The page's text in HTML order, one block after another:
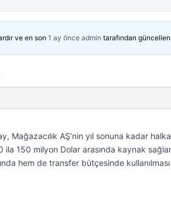
ve en son 1 ay önce admin tarafından
Mağazacılık AŞ’nin yıl sonuna kadar
ila 150 milyon Dolar arasında kaynak
hem de transfer bütçesinde